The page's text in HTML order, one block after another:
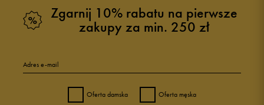
Zgarnij 10% rabatu na pierwsze
zakupy za min. 250 zł
Adres e-mail
Oferta damska Oferta męska